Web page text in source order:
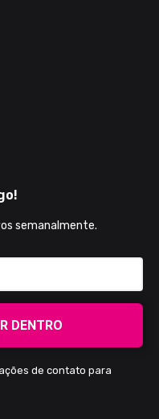
semanalmente.
DENTRO
de contato para